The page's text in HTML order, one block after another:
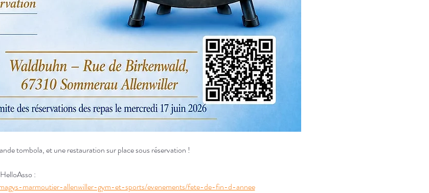
tombola, et une restauration sur place sous réservation !
:
marmoutier-allenwiller-gym-et-sports/evenements/fete-de-fin-d-annee